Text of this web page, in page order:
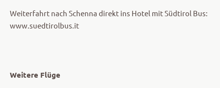
Weiterfahrt nach Schenna direkt ins Hotel mit Südtirol Bus:
www.suedtirolbus.it
Weitere Flüge